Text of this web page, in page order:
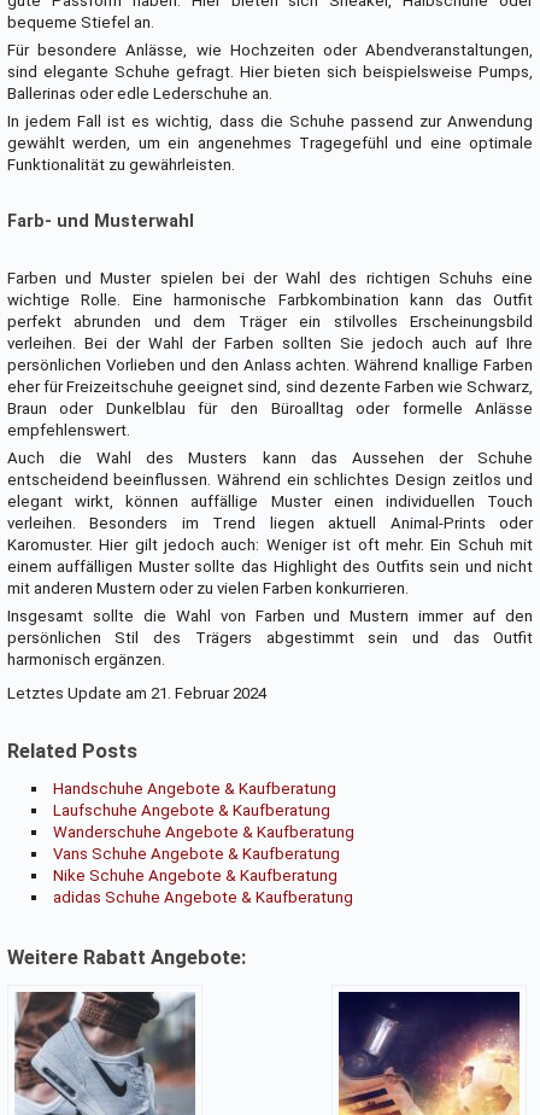
bequeme Stiefel an.
Für besondere Anlässe, wie Hochzeiten oder Abendveranstaltungen,
sind elegante Schuhe gefragt. Hier bieten sich beispielsweise Pumps,
Ballerinas oder edle Lederschuhe an.
In jedem Fall ist es wichtig, dass die Schuhe passend zur Anwendung
gewählt werden, um ein angenehmes Tragegefühl und eine optimale
Funktionalität zu gewährleisten.
Farb- und Musterwahl
Farben und Muster spielen bei der Wahl des richtigen Schuhs eine
wichtige Rolle. Eine harmonische Farbkombination kann das Outfit
perfekt abrunden und dem Träger ein stilvolles Erscheinungsbild
verleihen. Bei der Wahl der Farben sollten Sie jedoch auch auf Ihre
persönlichen Vorlieben und den Anlass achten. Während knallige Farben
eher für Freizeitschuhe geeignet sind, sind dezente Farben wie Schwarz,
Braun oder Dunkelblau für den Büroalltag oder formelle Anlässe
empfehlenswert.
Auch die Wahl des Musters kann das Aussehen der Schuhe
entscheidend beeinflussen. Während ein schlichtes Design zeitlos und
elegant wirkt, können auffällige Muster einen individuellen Touch
verleihen. Besonders im Trend liegen aktuell Animal-Prints oder
Karomuster. Hier gilt jedoch auch: Weniger ist oft mehr. Ein Schuh mit
einem auffälligen Muster sollte das Highlight des Outfits sein und nicht
mit anderen Mustern oder zu vielen Farben konkurrieren.
Insgesamt sollte die Wahl von Farben und Mustern immer auf den
persönlichen Stil des Trägers abgestimmt sein und das Outfit
harmonisch ergänzen.
Letztes Update am 21. Februar 2024
Related Posts
Handschuhe Angebote & Kaufberatung
Laufschuhe Angebote & Kaufberatung
Wanderschuhe Angebote & Kaufberatung
Vans Schuhe Angebote & Kaufberatung
Nike Schuhe Angebote & Kaufberatung
adidas Schuhe Angebote & Kaufberatung
Weitere Rabatt Angebote: